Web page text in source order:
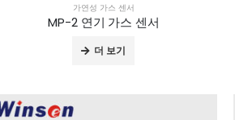
가연성 가스 센서
MP-2 연기 가스 센서
더 보기